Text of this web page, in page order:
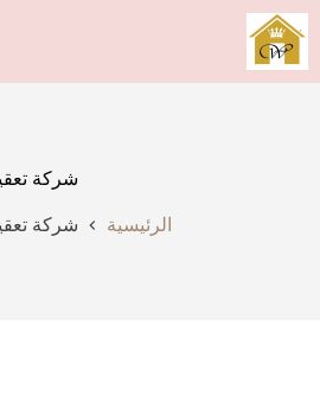
التجاوز
إلى
المحتوى
شركة
الرئيسية شركة